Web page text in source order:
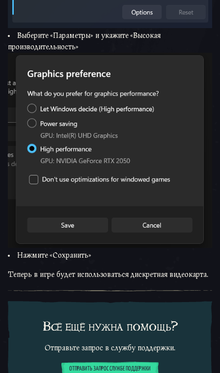
Выберите «Параметры» и укажите «Высокая
производительность»
Нажмите «Сохранить»
Теперь в игре будет использоваться дискретная видеокарта.
Всё ещё нужна помощь?
Отправьте запрос в службу поддержки.
ОТПРАВИТЬ ЗАПРОС СЛУЖБЕ ПОДДЕРЖКИ